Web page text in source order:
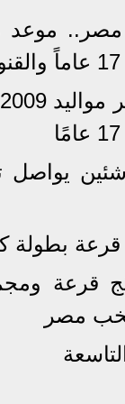
موعد
يواصل
بطولة كأس
مصر